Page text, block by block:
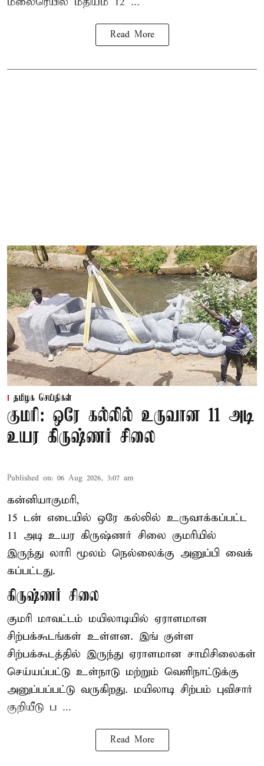
Read More
தமிழக செய்திகள்
குமரி: ஒரே கல்லில் உருவான 11 அடி
உயர கிருஷ்ணர் சிலை
Published on: 06 Aug 2026, 3:07 am
கன்னியாகுமரி,
15 டன் எடையில் ஒரே கல்லில் உருவாக்கப்பட்ட
11 அடி உயர கிருஷ்ணர் சிலை குமரியில்
இருந்து லாரி மூலம் நெல்லைக்கு அனுப்பி வைக்
கப்பட்டது.
கிருஷ்ணர் சிலை
குமரி மாவட்டம் மயிலாடியில் ஏராளமான
சிற்பக்கூடங்கள் உள்ளன. இங் குள்ள
சிற்பக்கூடத்தில் இருந்து ஏராளமான சாமிசிலைகள்
செய்யப்பட்டு உள்நாடு மற்றும் வெளிநாட்டுக்கு
அனுப்பப்பட்டு வருகிறது. மயிலாடி சிற்பம் புவிசார்
குறியீடு ப ...
Read More